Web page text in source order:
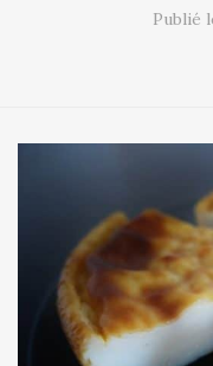
Publié